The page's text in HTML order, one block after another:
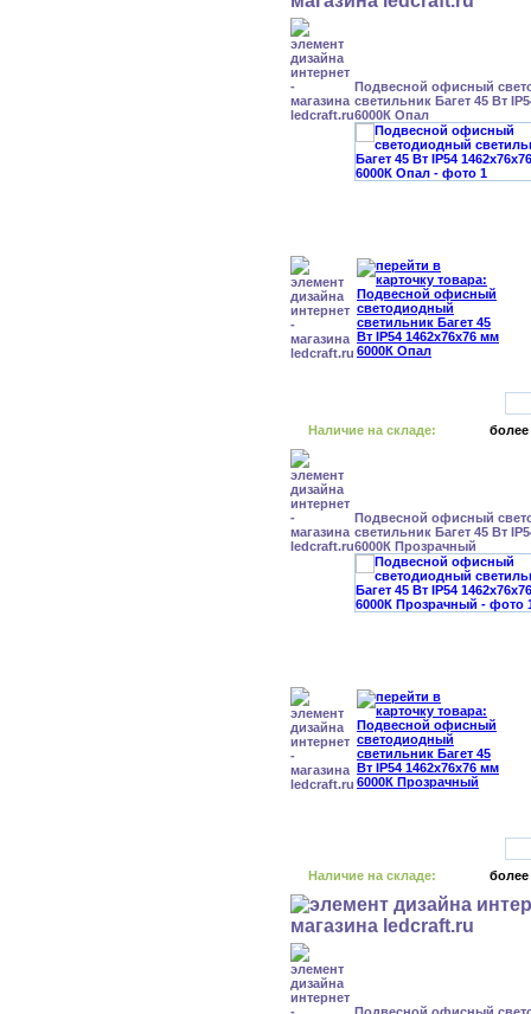
Подвесной офисный
светильник Багет 45 Вт
6000К Опал
Наличие на складе: более
Подвесной офисный
светильник Багет 45 Вт
6000К Прозрачный
Наличие на складе: более